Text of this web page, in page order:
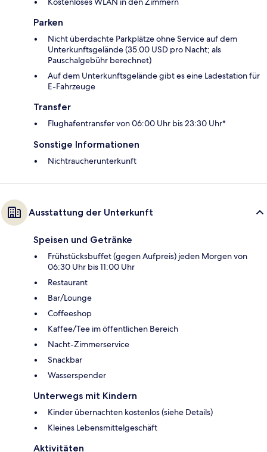
Parken
Nicht überdachte Parkplätze ohne Service auf dem
Unterkunftsgelände (35.00 USD pro Nacht; als
Pauschalgebühr berechnet)
Auf dem Unterkunftsgelände gibt es eine Ladestation für
E-Fahrzeuge
Transfer
Flughafentransfer von 06:00 Uhr bis 23:30 Uhr*
Sonstige Informationen
Nichtraucherunterkunft
Ausstattung der Unterkunft
Speisen und Getränke
Frühstücksbuffet (gegen Aufpreis) jeden Morgen von
06:30 Uhr bis 11:00 Uhr
Restaurant
Bar/Lounge
Coffeeshop
Kaffee/Tee im öffentlichen Bereich
Nacht-Zimmerservice
Snackbar
Wasserspender
Unterwegs mit Kindern
Kinder übernachten kostenlos (siehe Details)
Kleines Lebensmittelgeschäft
Aktivitäten